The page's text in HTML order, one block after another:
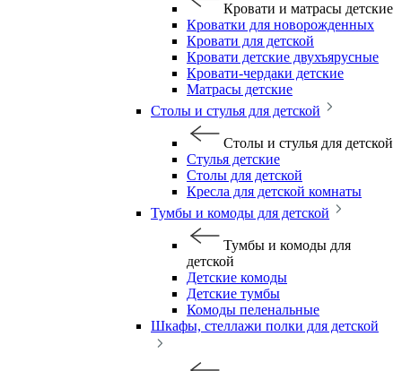
Кровати и матрасы детские
Кроватки для новорожденных
Кровати для детской
Кровати детские двухъярусные
Кровати-чердаки детские
Матрасы детские
Столы и стулья для детской
Столы и стулья для детской
Стулья детские
Столы для детской
Кресла для детской комнаты
Тумбы и комоды для детской
Тумбы и комоды для
детской
Детские комоды
Детские тумбы
Комоды пеленальные
Шкафы, стеллажи полки для детской